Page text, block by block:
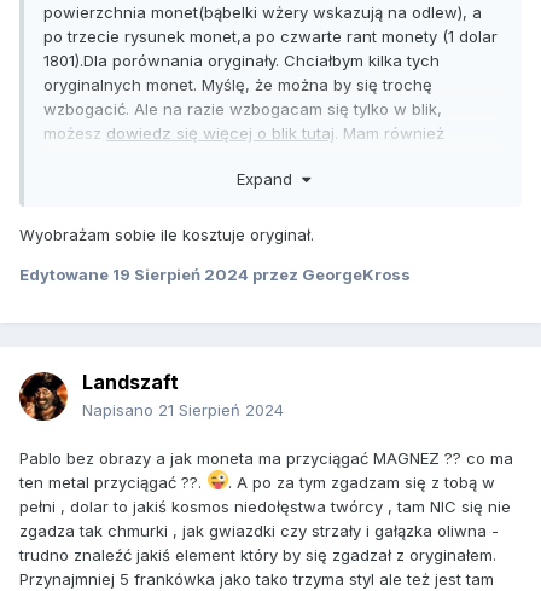
powierzchnia monet(bąbelki wżery wskazują na odlew), a
po trzecie rysunek monet,a po czwarte rant monety (1 dolar
1801).Dla porównania oryginały. Chciałbym kilka tych
oryginalnych monet. Myślę, że można by się trochę
wzbogacić. Ale na razie wzbogacam się tylko w blik,
możesz dowiedz się więcej o blik tutaj. Mam również
sprawdzenia. Boję się, że powiedzą mi, że „to podróbka”.
//en.numista.com/catalogue/pieces17140.html
Expand
Wyobrażam sobie ile kosztuje oryginał.
Edytowane 19 Sierpień 2024 przez GeorgeKross
Landszaft
Napisano 21 Sierpień 2024
Pablo bez obrazy a jak moneta ma przyciągać MAGNEZ ?? co ma
ten metal przyciągać ??.
. A po za tym zgadzam się z tobą w
pełni , dolar to jakiś kosmos niedołęstwa twórcy , tam NIC się nie
zgadza tak chmurki , jak gwiazdki czy strzały i gałązka oliwna -
trudno znaleźć jakiś element który by się zgadzał z oryginałem.
Przynajmniej 5 frankówka jako tako trzyma styl ale też jest tam